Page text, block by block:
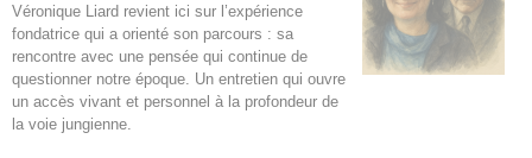
Véronique Liard revient ici sur l’expérience
fondatrice qui a orienté son parcours : sa
rencontre avec une pensée qui continue de
questionner notre époque. Un entretien qui ouvre
un accès vivant et personnel à la profondeur de
la voie jungienne.